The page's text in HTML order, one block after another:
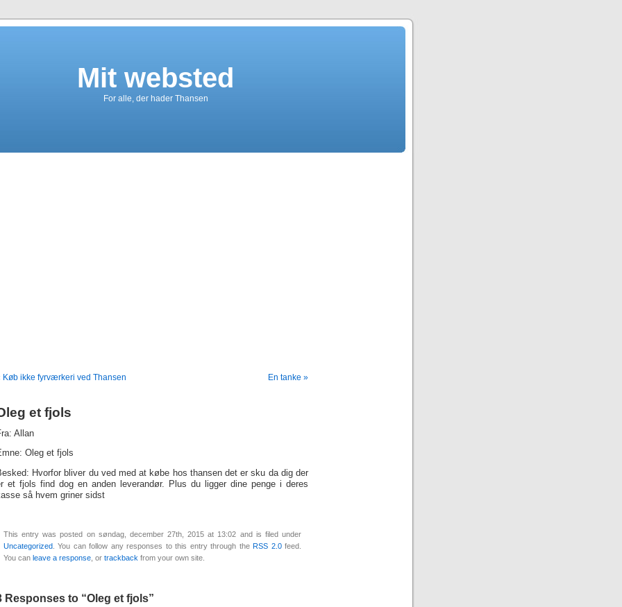
Mit websted
For alle, der hader Thansen
Køb ikke fyrværkeri ved Thansen En tanke »
et fjols
Allan
Oleg et fjols
Hvorfor bliver du ved med at købe hos thansen det er sku da dig der
et fjols find dog en anden leverandør. Plus du ligger dine penge i deres
så hvem griner sidst
This entry was posted on søndag, december 27th, 2015 at 13:02 and is filed under
Uncategorized . You can follow any responses to this entry through theRSS 2.0feed.
You can leave a response , or trackback from your own site.
Responses to “Oleg et fjols”